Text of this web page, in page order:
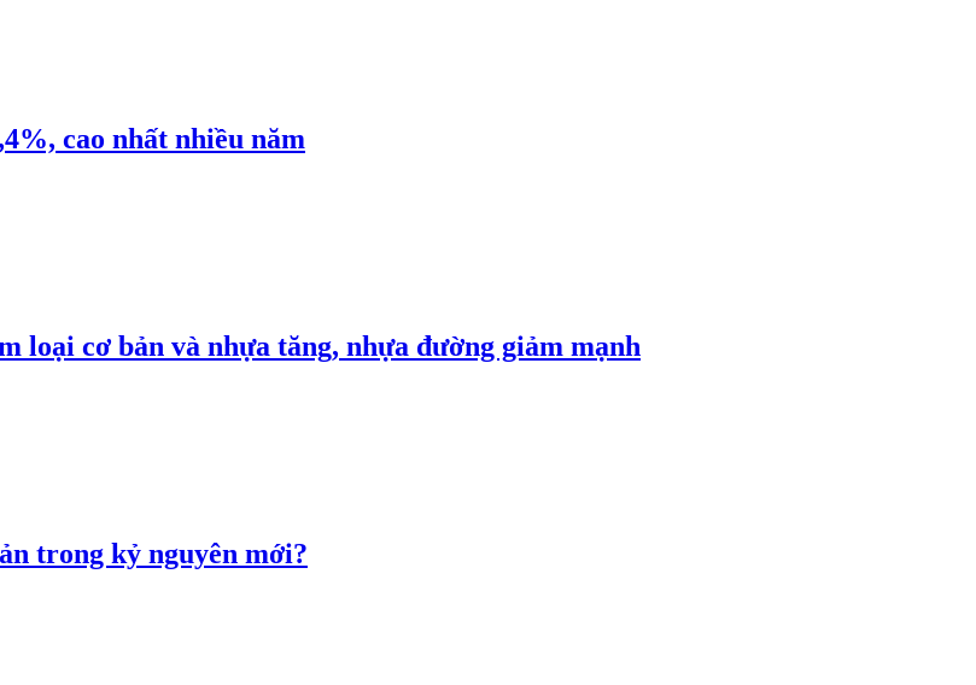
cao nhất nhiều năm
loại cơ bản và nhựa tăng, nhựa đường giảm mạnh
trong kỷ nguyên mới?